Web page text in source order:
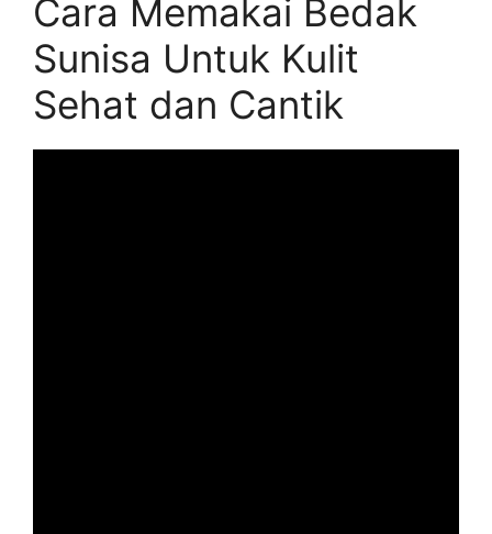
Cara Memakai Bedak
Sunisa Untuk Kulit
Sehat dan Cantik